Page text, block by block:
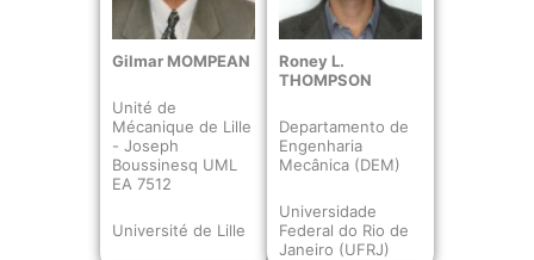
Gilmar MOMPEAN
Unité de
Mécanique de Lille
- Joseph
Boussinesq UML
EA 7512
Université de Lille
Roney L.
THOMPSON
Departamento de
Engenharia
Mecânica (DEM)
Universidade
Federal do Rio de
Janeiro (UFRJ)